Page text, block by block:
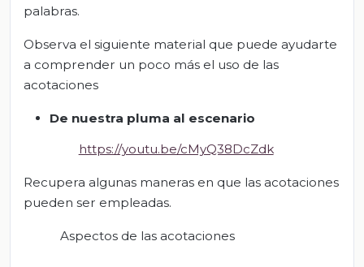
palabras.
Observa el siguiente material que puede ayudarte
a comprender un poco más el uso de las
acotaciones
De nuestra pluma al escenario
https://youtu.be/cMyQ38DcZdk
Recupera algunas maneras en que las acotaciones
pueden ser empleadas.
Aspectos de las acotaciones